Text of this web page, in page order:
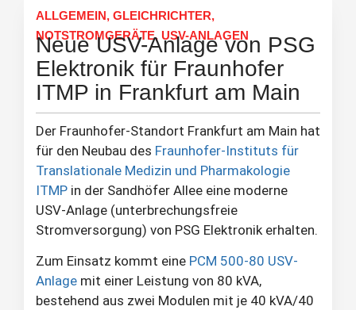
ALLGEMEIN, GLEICHRICHTER,
NOTSTROMGERÄTE, USV-ANLAGEN
Neue USV-Anlage von PSG
Elektronik für Fraunhofer
ITMP in Frankfurt am Main
Der Fraunhofer-Standort Frankfurt am Main hat
für den Neubau des Fraunhofer-Instituts für
Translationale Medizin und Pharmakologie
ITMP in der Sandhöfer Allee eine moderne
USV-Anlage (unterbrechungsfreie
Stromversorgung) von PSG Elektronik erhalten.
Zum Einsatz kommt eine PCM 500-80 USV-
Anlage mit einer Leistung von 80 kVA,
bestehend aus zwei Modulen mit je 40 kVA/40